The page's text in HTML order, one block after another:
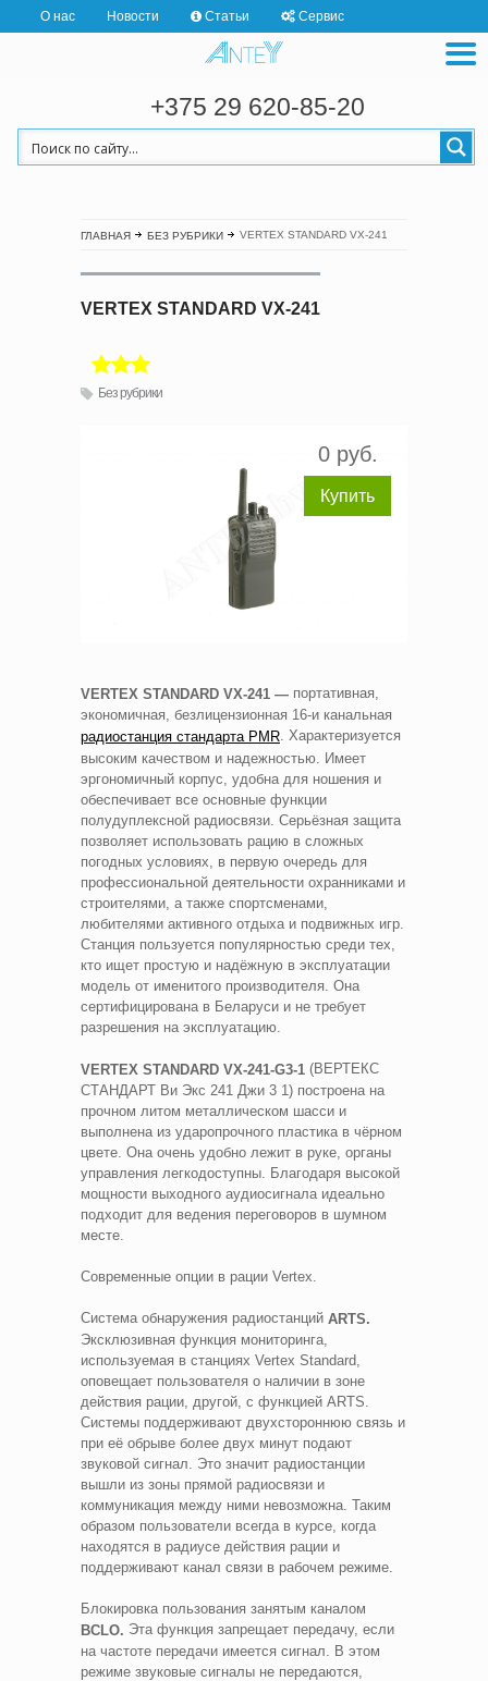
О нас Новости Статьи Сервис
+375 29 620-85-20
ГЛАВНАЯ БЕЗ РУБРИКИ VERTEX STANDARD VX-241
VERTEX STANDARD VX-241
Без рубрики
0 руб.
Купить
VERTEX STANDARD VX-241 — портативная,
экономичная, безлицензионная 16-и канальная
радиостанция стандарта PMR. Характеризуется
высоким качеством и надежностью. Имеет
эргономичный корпус, удобна для ношения и
обеспечивает все основные функции
полудуплексной радиосвязи. Серьёзная защита
позволяет использовать рацию в сложных
погодных условиях, в первую очередь для
профессиональной деятельности охранниками и
строителями, а также спортсменами,
любителями активного отдыха и подвижных игр.
Станция пользуется популярностью среди тех,
кто ищет простую и надёжную в эксплуатации
модель от именитого производителя. Она
сертифицирована в Беларуси и не требует
разрешения на эксплуатацию.
VERTEX STANDARD VX-241-G3-1 (ВЕРТЕКС
СТАНДАРТ Ви Экс 241 Джи 3 1) построена на
прочном литом металлическом шасси и
выполнена из ударопрочного пластика в чёрном
цвете. Она очень удобно лежит в руке, органы
управления легкодоступны. Благодаря высокой
мощности выходного аудиосигнала идеально
подходит для ведения переговоров в шумном
месте.
Современные опции в рации Vertex.
Система обнаружения радиостанций АRTS.
Эксклюзивная функция мониторинга,
используемая в станциях Vertex Standard,
оповещает пользователя о наличии в зоне
действия рации, другой, с функцией АRTS.
Системы поддерживают двухстороннюю связь и
при её обрыве более двух минут подают
звуковой сигнал. Это значит радиостанции
вышли из зоны прямой радиосвязи и
коммуникация между ними невозможна. Таким
образом пользователи всегда в курсе, когда
находятся в радиусе действия рации и
поддерживают канал связи в рабочем режиме.
Блокировка пользования занятым каналом
BCLO. Эта функция запрещает передачу, если
на частоте передачи имеется сигнал. В этом
режиме звуковые сигналы не передаются,